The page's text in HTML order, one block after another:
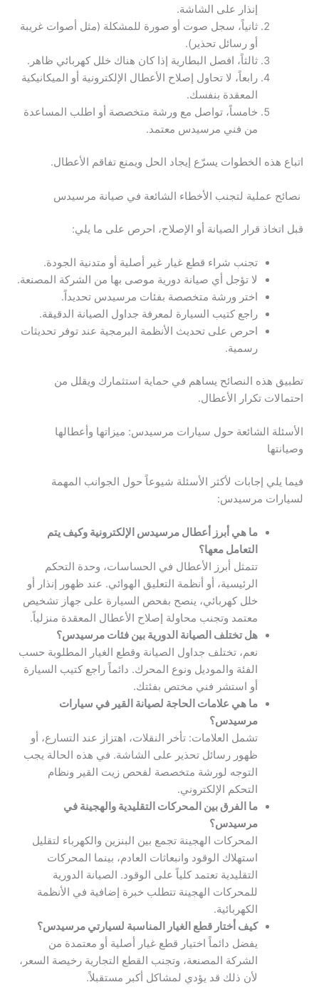
إنذار على الشاشة.
ثانياً، سجل صوت أو صورة للمشكلة (مثل أصوات غريبة
أو رسائل تحذير).
ثالثاً، افصل البطارية إذا كان هناك خلل كهربائي ظاهر.
رابعاً، لا تحاول إصلاح الأعطال الإلكترونية أو الميكانيكية
المعقدة بنفسك.
خامساً، تواصل مع ورشة متخصصة أو اطلب المساعدة
من فني مرسيدس معتمد.
اتباع هذه الخطوات يسرّع إيجاد الحل ويمنع تفاقم الأعطال.
نصائح عملية لتجنب الأخطاء الشائعة في صيانة مرسيدس
قبل اتخاذ قرار الصيانة أو الإصلاح، احرص على ما يلي:
تجنب شراء قطع غيار غير أصلية أو متدنية الجودة.
لا تؤجل أي صيانة دورية موصى بها من الشركة المصنعة.
اختر ورشة متخصصة بفئات مرسيدس تحديداً.
راجع كتيب السيارة لمعرفة جداول الصيانة الدقيقة.
احرص على تحديث الأنظمة البرمجية عند توفر تحديثات
رسمية.
تطبيق هذه النصائح يساهم في حماية استثمارك ويقلل من
احتمالات تكرار الأعطال.
الأسئلة الشائعة حول سيارات مرسيدس: ميزاتها وأعطالها
وصيانتها
فيما يلي إجابات لأكثر الأسئلة شيوعاً حول الجوانب المهمة
لسيارات مرسيدس:
ما هي أبرز أعطال مرسيدس الإلكترونية وكيف يتم
التعامل معها؟
تتمثل أبرز الأعطال في الحساسات، وحدة التحكم
الرئيسية، أو أنظمة التعليق الهوائي. عند ظهور إنذار أو
خلل كهربائي، ينصح بفحص السيارة على جهاز تشخيص
معتمد وتجنب محاولة إصلاح الأعطال المعقدة منزلياً.
هل تختلف الصيانة الدورية بين فئات مرسيدس؟
نعم، تختلف جداول الصيانة وقطع الغيار المطلوبة حسب
الفئة والموديل ونوع المحرك. دائماً راجع كتيب السيارة
أو استشر فني مختص بفئتك.
ما هي علامات الحاجة لصيانة القير في سيارات
مرسيدس؟
تشمل العلامات: تأخر النقلات، اهتزاز عند التسارع، أو
ظهور رسائل تحذير على الشاشة. في هذه الحالة يجب
التوجه لورشة متخصصة لفحص زيت القير ونظام
التحكم الإلكتروني.
ما الفرق بين المحركات التقليدية والهجينة في
مرسيدس؟
المحركات الهجينة تجمع بين البنزين والكهرباء لتقليل
استهلاك الوقود وانبعاثات العادم، بينما المحركات
التقليدية تعتمد كلياً على الوقود. الصيانة الدورية
للمحركات الهجينة تتطلب خبرة إضافية في الأنظمة
الكهربائية.
كيف أختار قطع الغيار المناسبة لسيارتي مرسيدس؟
يفضل دائماً اختيار قطع غيار أصلية أو معتمدة من
الشركة المصنعة، وتجنب القطع التجارية رخيصة السعر،
لأن ذلك قد يؤدي لمشاكل أكبر مستقبلاً.